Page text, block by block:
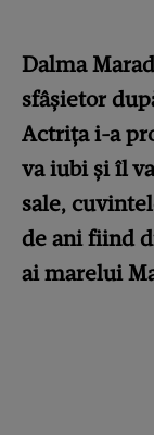
Dalma
sfâșietor
Actrița i-a
va iubi și îl
sale,
de ani fiind
ai marelui